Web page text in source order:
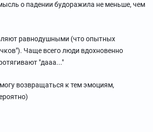
о падении будоражила не меньше, чем
равнодушными (что опытных
Чаще всего люди вдохновенно
"дааа..."
возвращаться к тем эмоциям,